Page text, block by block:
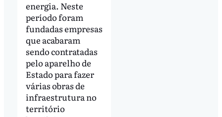
energia. Neste
período foram
fundadas empresas
que acabaram
sendo contratadas
pelo aparelho de
Estado para fazer
várias obras de
infraestrutura no
território